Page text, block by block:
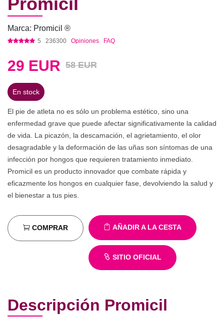
Marca: Promicil ®
5 236300 Opiniones FAQ
29 EUR 58 EUR
En stock
El pie de atleta no es sólo un problema estético, sino una
enfermedad grave que puede afectar significativamente la calidad
de vida. La picazón, la descamación, el agrietamiento, el olor
desagradable y la deformación de las uñas son síntomas de una
infección por hongos que requieren tratamiento inmediato.
Promicil es un producto innovador que combate rápida y
eficazmente los hongos en cualquier fase, devolviendo la salud y
el bienestar a tus pies.
AÑADIR A LA CESTA
COMPRAR
SITIO OFICIAL
Descripción Promicil